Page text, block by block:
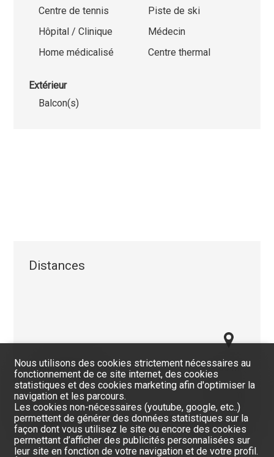
Centre de tennis
Piste de ski
Hôpital / Clinique
Médecin
Home médicalisé
Centre thermal
Extérieur
Balcon(s)
Distances
Transports publics 50 m
Ecole primaire
Commerces 50 m
Nous utilisons des cookies strictement nécessaires au
fonctionnement de ce site internet, des cookies
statistiques et des cookies marketing afin d'optimiser la
navigation et les parcours.
Les cookies non-nécessaires (youtube, google, etc..)
permettent de générer des données statistiques sur la
façon dont vous utilisez le site ou encore des cookies
permettant d’afficher des publicités personnalisées sur
leur site en fonction de votre navigation et de votre profil.